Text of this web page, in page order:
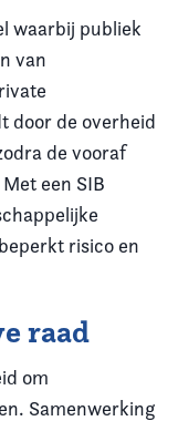
waarbij publiek
van
door de overheid
de vooraf
een SIB
risico en
raad
om
Samenwerking